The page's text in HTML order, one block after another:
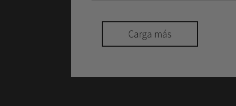
Carga más